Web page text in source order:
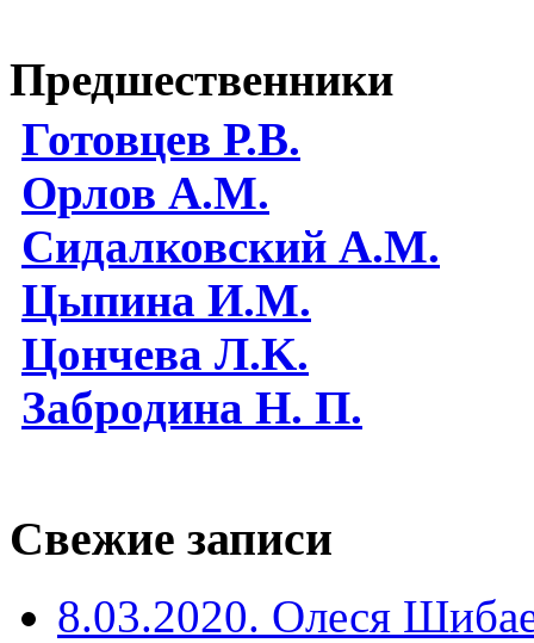
Предшественники
Готовцев Р.В.
Орлов А.М.
Сидалковский А.М.
Цыпина И.М.
Цончева Л.K.
Забродина Н. П.
Свежие записи
8.03.2020. Олеся